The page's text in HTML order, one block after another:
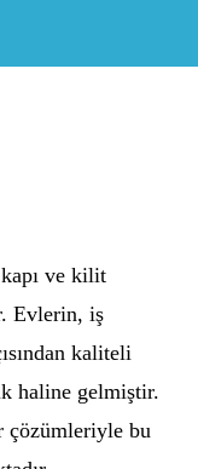
ve kilit
Evlerin, iş
kaliteli
haline gelmiştir.
çözümleriyle bu